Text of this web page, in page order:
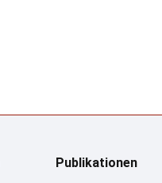
Publikationen